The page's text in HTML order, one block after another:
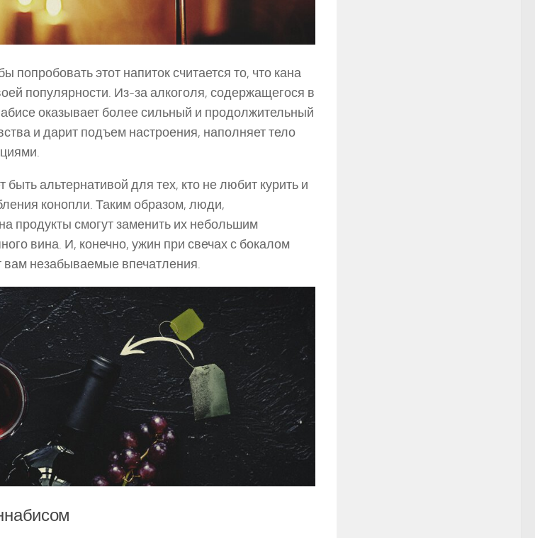
этот напиток считается то, что кана
популярности. Из-за алкоголя, содержащегося в
оказывает более сильный и продолжительный
и дарит подъем настроения, наполняет тело
альтернативой для тех, кто не любит курить и
конопли. Таким образом, люди,
продукты смогут заменить их небольшим
вина. И, конечно, ужин при свечах с бокалом
вам незабываемые впечатления.